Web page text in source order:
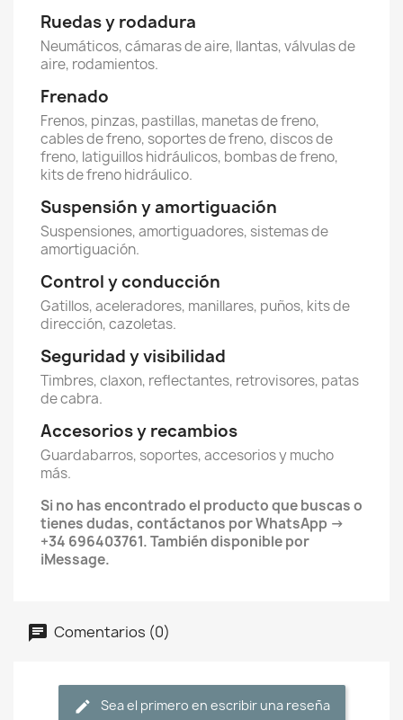
Ruedas y rodadura
Neumáticos, cámaras de aire, llantas, válvulas de
aire, rodamientos.
Frenado
Frenos, pinzas, pastillas, manetas de freno,
cables de freno, soportes de freno, discos de
freno, latiguillos hidráulicos, bombas de freno,
kits de freno hidráulico.
Suspensión y amortiguación
Suspensiones, amortiguadores, sistemas de
amortiguación.
Control y conducción
Gatillos, aceleradores, manillares, puños, kits de
dirección, cazoletas.
Seguridad y visibilidad
Timbres, claxon, reflectantes, retrovisores, patas
de cabra.
Accesorios y recambios
Guardabarros, soportes, accesorios y mucho
más.
Si no has encontrado el producto que buscas o
tienes dudas, contáctanos por WhatsApp →
+34 696403761. También disponible por
iMessage.
Comentarios (0)
Sea el primero en escribir una reseña